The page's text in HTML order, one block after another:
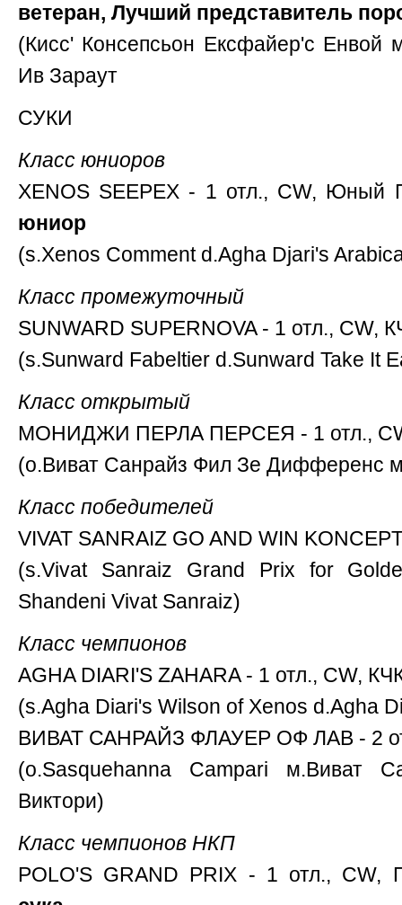
ветеран, Лучший представитель
(Кисс' Консепсьон Ексфайер'с
Ив Зараут
СУКИ
Класс юниоров
XENOS SEEPEX - 1 отл., CW, Юный
юниор
(s.Xenos Comment d.Agha Djari's
Класс промежуточный
SUNWARD SUPERNOVA - 1 отл., CW,
(s.Sunward Fabeltier d.Sunward Take It
Класс открытый
МОНИДЖИ ПЕРЛА ПЕРСЕЯ - 1 отл.,
(о.Виват Санрайз Фил Зе Дифференс
Класс победителей
VIVAT SANRAIZ GO AND WIN
(s.Vivat Sanraiz Grand Prix for
Shandeni Vivat Sanraiz)
Класс чемпионов
AGHA DIARI'S ZAHARA - 1 отл., CW,
(s.Agha Diari's Wilson of Xenos d.Agha
ВИВАТ САНРАЙЗ ФЛАУЕР ОФ ЛАВ - 2
(о.Sasquehanna Сampari м.Виват
Виктори)
Класс чемпионов НКП
POLO'S GRAND PRIX - 1 отл., CW,